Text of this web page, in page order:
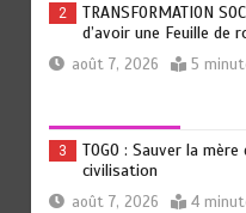
2
TRANSFORMATION
d’avoir une Feuille de
août 7, 2026 5
3
TOGO : Sauver la
civilisation
août 7, 2026 4